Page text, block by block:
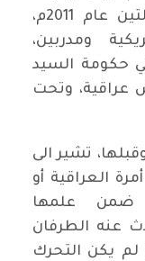
الإتفاقية الإستراتيجية بين الدولتين عام 2011م،
ومدربين،
عام 2014م في حكومة السيد
عراقية، وتحت
تشير الى
العراقية أو
ضمن علمها
عنه الطرفان
لم يكن التحرك